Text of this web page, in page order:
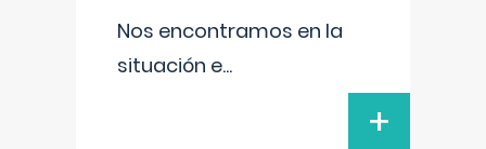
Nos encontramos en la
situación e...
+